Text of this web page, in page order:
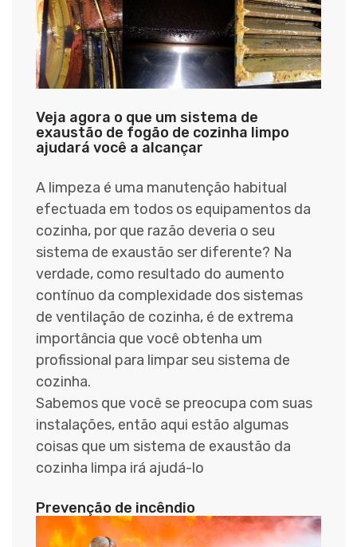
Veja agora o que um sistema de
exaustão de fogão de cozinha limpo
ajudará você a alcançar
A limpeza é uma manutenção habitual
efectuada em todos os equipamentos da
cozinha, por que razão deveria o seu
sistema de exaustão ser diferente? Na
verdade, como resultado do aumento
contínuo da complexidade dos sistemas
de ventilação de cozinha, é de extrema
importância que você obtenha um
profissional para limpar seu sistema de
cozinha.
Sabemos que você se preocupa com suas
instalações, então aqui estão algumas
coisas que um sistema de exaustão da
cozinha limpa irá ajudá-lo
Prevenção de incêndio